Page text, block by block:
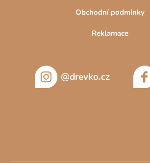
Obchodní podmínky
Reklamace
@drevko.cz